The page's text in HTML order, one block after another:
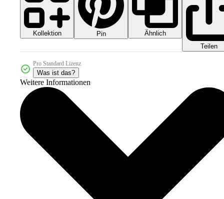
Kollektion Pin
Ähnlich
Teilen
Pro Standard Lizenz
Was ist das?
Weitere Informationen